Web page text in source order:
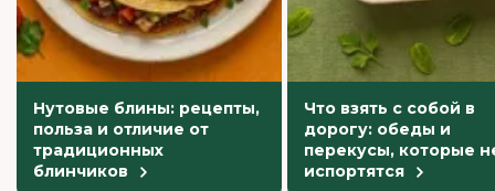
Нутовые блины: рецепты,
польза и отличие от
традиционных
блинчиков
Что взять с собой в
дорогу: обеды и
перекусы, которые
испортятся